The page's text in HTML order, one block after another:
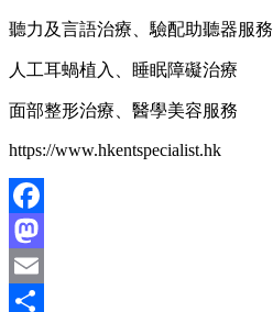
聽力及言語治療、驗配助聽器服務
人工耳蝸植入、睡眠障礙治療
面部整形治療、醫學美容服務
https://www.hkentspecialist.hk
Facebook
Mastodon
Email